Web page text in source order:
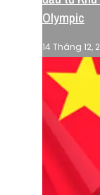
UBND
thể thao
Olympic
14 Tháng 12,